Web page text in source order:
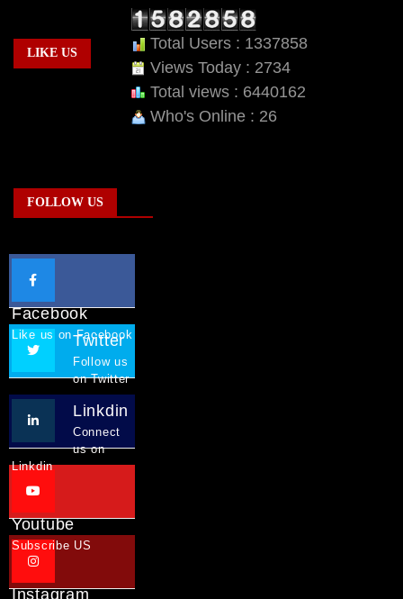
LIKE US
Total Users : 1337858
Views Today : 2734
Total views : 6440162
Who's Online : 26
FOLLOW US
Facebook
Like us on Facebook
Twitter
Follow us
on Twitter
Linkdin
Connect
us on
Linkdin
Youtube
Subscribe US
Instagram